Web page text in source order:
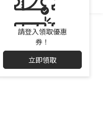
請登入領取優惠
券！
立即領取